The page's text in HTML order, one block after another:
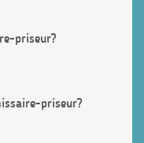
priseur?
priseur?